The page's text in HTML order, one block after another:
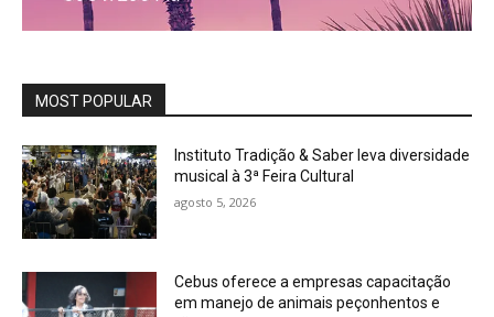
MOST POPULAR
Instituto Tradição & Saber leva diversidade
musical à 3ª Feira Cultural
agosto 5, 2026
Cebus oferece a empresas capacitação
em manejo de animais peçonhentos e